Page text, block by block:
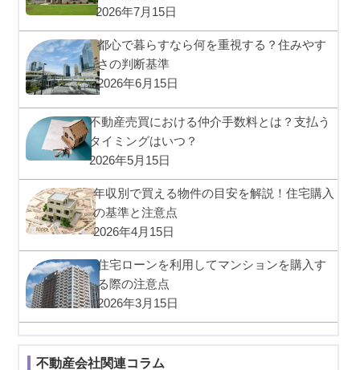
2026年7月15日
都心で暮らすなら何を重視する？住みやす
さの判断基準
2026年6月15日
不動産売買における仲介手数料とは？支払う
タイミングはいつ？
2026年5月15日
年収別で買える物件の目安を解説！住宅購入
の基準と注意点
2026年4月15日
住宅ローンを利用してマンションを購入す
る際の注意点
2026年3月15日
不動産会社関連コラム